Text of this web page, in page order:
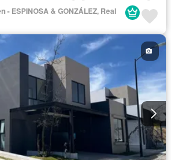
con discapacidad
Cocina equipada
Agua
Televisión por cable
Asador
Zonas verdes
Despacho
con closet Sin amueblar
- ESPINOSA & GONZÁLEZ, Real